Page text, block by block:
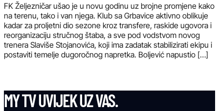
FK Željezničar ušao je u novu godinu uz brojne promjene kako
na terenu, tako i van njega. Klub sa Grbavice aktivno oblikuje
kadar za proljetni dio sezone kroz transfere, raskide ugovora i
reorganizaciju stručnog štaba, a sve pod vodstvom novog
trenera Slaviše Stojanovića, koji ima zadatak stabilizirati ekipu i
postaviti temelje dugoročnog napretka. Boljević napustio […]
MY TV UVIJEK UZ VAS.